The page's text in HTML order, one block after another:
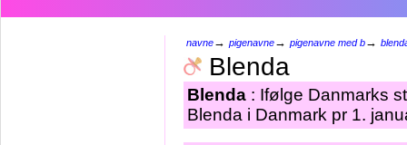
navne→ pigenavne→ pigenavne med b→
Blenda
Blenda : Ifølge Danmarks
Blenda i Danmark pr 1.